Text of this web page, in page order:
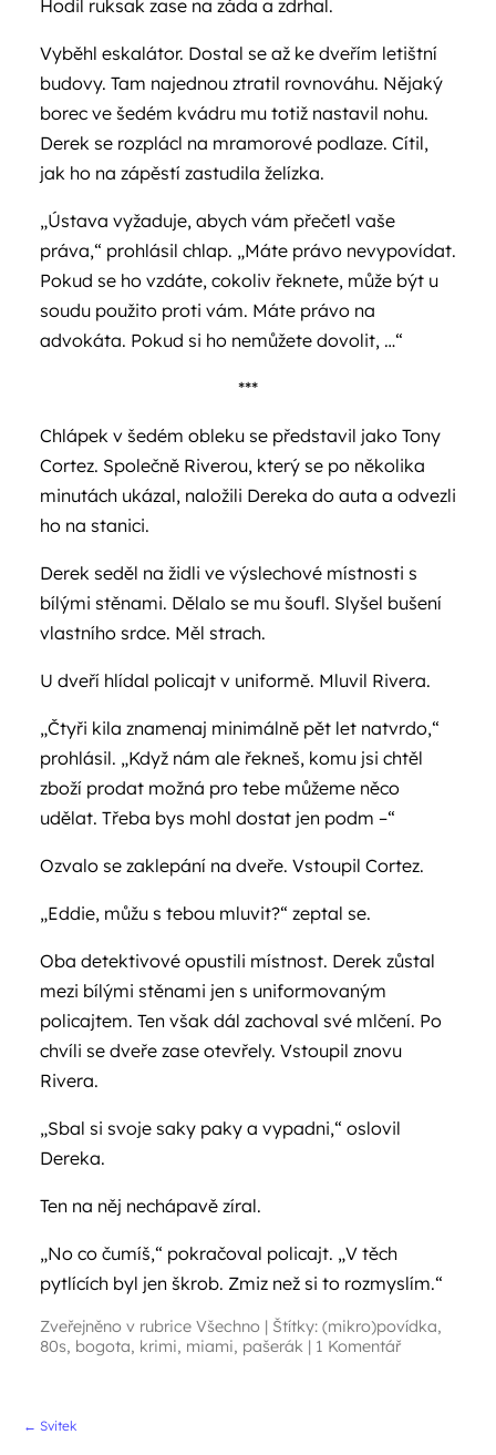
Hodil ruksak zase na záda a zdrhal.
Vyběhl eskalátor. Dostal se až ke dveřím letištní
budovy. Tam najednou ztratil rovnováhu. Nějaký
borec ve šedém kvádru mu totiž nastavil nohu.
Derek se rozplácl na mramorové podlaze. Cítil,
jak ho na zápěstí zastudila želízka.
„Ústava vyžaduje, abych vám přečetl vaše
práva,“ prohlásil chlap. „Máte právo nevypovídat.
Pokud se ho vzdáte, cokoliv řeknete, může být u
soudu použito proti vám. Máte právo na
advokáta. Pokud si ho nemůžete dovolit, …“
***
Chlápek v šedém obleku se představil jako Tony
Cortez. Společně Riverou, který se po několika
minutách ukázal, naložili Dereka do auta a odvezli
ho na stanici.
Derek seděl na židli ve výslechové místnosti s
bílými stěnami. Dělalo se mu šoufl. Slyšel bušení
vlastního srdce. Měl strach.
U dveří hlídal policajt v uniformě. Mluvil Rivera.
„Čtyři kila znamenaj minimálně pět let natvrdo,“
prohlásil. „Když nám ale řekneš, komu jsi chtěl
zboží prodat možná pro tebe můžeme něco
udělat. Třeba bys mohl dostat jen podm –“
Ozvalo se zaklepání na dveře. Vstoupil Cortez.
„Eddie, můžu s tebou mluvit?“ zeptal se.
Oba detektivové opustili místnost. Derek zůstal
mezi bílými stěnami jen s uniformovaným
policajtem. Ten však dál zachoval své mlčení. Po
chvíli se dveře zase otevřely. Vstoupil znovu
Rivera.
„Sbal si svoje saky paky a vypadni,“ oslovil
Dereka.
Ten na něj nechápavě zíral.
„No co čumíš,“ pokračoval policajt. „V těch
pytlících byl jen škrob. Zmiz než si to rozmyslím.“
Zveřejněno v rubrice Všechno | Štítky: (mikro)povídka,
80s, bogota, krimi, miami, pašerák | 1 Komentář
← Svitek